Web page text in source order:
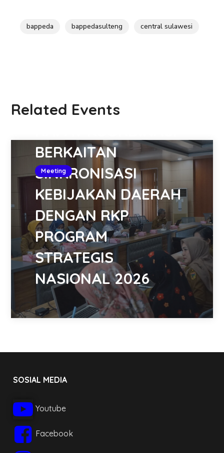
bappeda bappedasulteng central sulawesi
Related Events
Meeting
TENGAH MELAKUKAN
BERKAITAN
SINKRONISASI
KEBIJAKAN DAERAH
DENGAN RKP
PROGRAM
STRATEGIS
NASIONAL 2026
SOSIAL MEDIA
Youtube
Facebook